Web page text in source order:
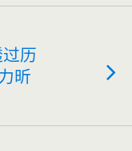
历
昕